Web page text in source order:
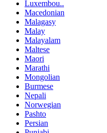
Luxembou..
Macedonian
Malagasy
Malay
Malayalam
Maltese
Maori
Marathi
Mongolian
Burmese
Nepali
Norwegian
Pashto
Persian